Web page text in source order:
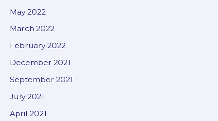
May 2022
March 2022
February 2022
December 2021
September 2021
July 2021
April 2021